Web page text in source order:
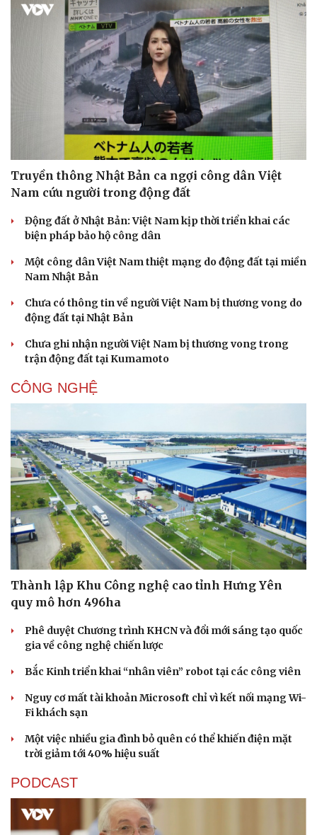
Văn hóa
Sân khấu - Điện ảnh
Truyền thông Nhật Bản ca ngợi công dân Việt
Nam cứu người trong động đất
Động đất ở Nhật Bản: Việt Nam kịp thời triển khai các
biện pháp bảo hộ công dân
Một công dân Việt Nam thiệt mạng do động đất tại miền
Nam Nhật Bản
Chưa có thông tin về người Việt Nam bị thương vong do
động đất tại Nhật Bản
Chưa ghi nhận người Việt Nam bị thương vong trong
trận động đất tại Kumamoto
CÔNG NGHỆ
Thành lập Khu Công nghệ cao tỉnh Hưng Yên
quy mô hơn 496ha
Phê duyệt Chương trình KHCN và đổi mới sáng tạo quốc
gia về công nghệ chiến lược
Bắc Kinh triển khai “nhân viên” robot tại các công viên
Nguy cơ mất tài khoản Microsoft chỉ vì kết nối mạng Wi-
Fi khách sạn
Một việc nhiều gia đình bỏ quên có thể khiến điện mặt
trời giảm tới 40% hiệu suất
PODCAST